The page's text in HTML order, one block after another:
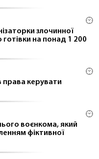
злочинної
готівки на понад 1 200
права керувати
воєнкома, який
фіктивної